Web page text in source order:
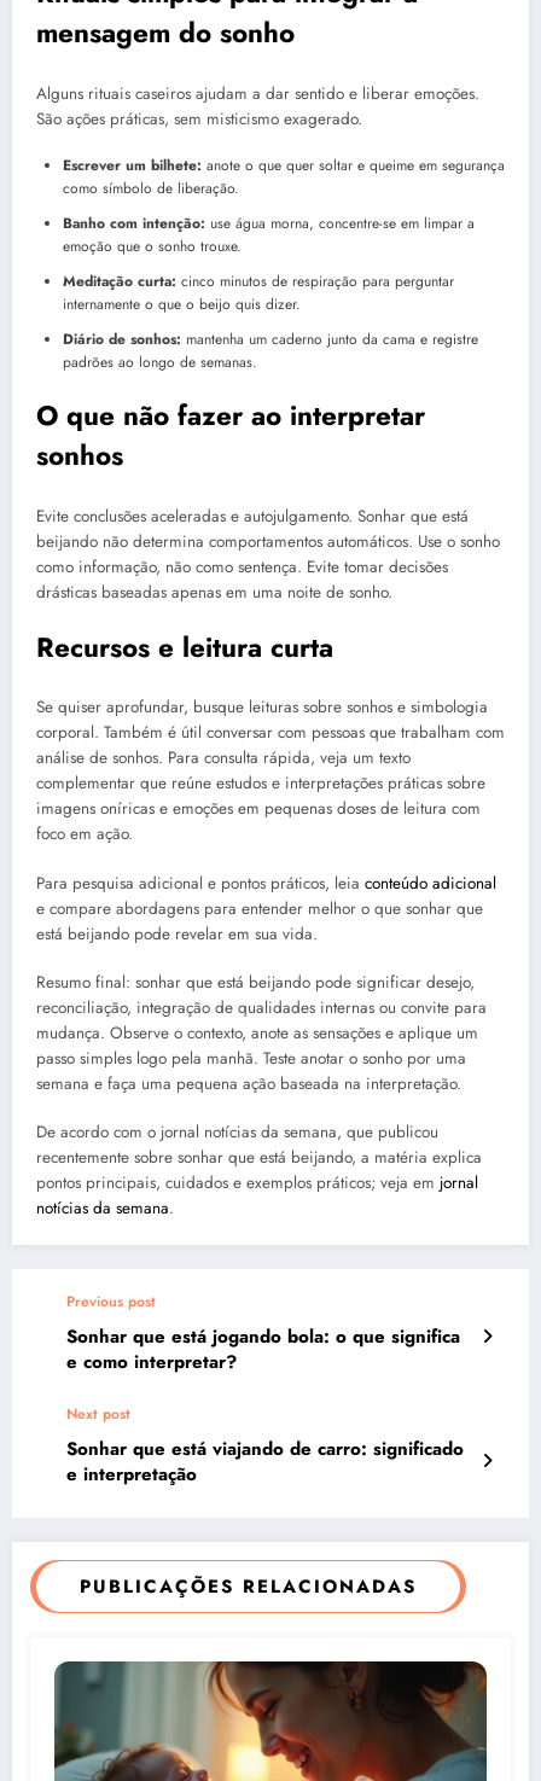
mensagem do sonho
Alguns rituais caseiros ajudam a dar sentido e liberar emoções.
São ações práticas, sem misticismo exagerado.
Escrever um bilhete: anote o que quer soltar e queime em segurança
como símbolo de liberação.
Banho com intenção: use água morna, concentre-se em limpar a
emoção que o sonho trouxe.
Meditação curta: cinco minutos de respiração para perguntar
internamente o que o beijo quis dizer.
Diário de sonhos: mantenha um caderno junto da cama e registre
padrões ao longo de semanas.
O que não fazer ao interpretar
sonhos
Evite conclusões aceleradas e autojulgamento. Sonhar que está
beijando não determina comportamentos automáticos. Use o sonho
como informação, não como sentença. Evite tomar decisões
drásticas baseadas apenas em uma noite de sonho.
Recursos e leitura curta
Se quiser aprofundar, busque leituras sobre sonhos e simbologia
corporal. Também é útil conversar com pessoas que trabalham com
análise de sonhos. Para consulta rápida, veja um texto
complementar que reúne estudos e interpretações práticas sobre
imagens oníricas e emoções em pequenas doses de leitura com
foco em ação.
Para pesquisa adicional e pontos práticos, leia conteúdo adicional
e compare abordagens para entender melhor o que sonhar que
está beijando pode revelar em sua vida.
Resumo final: sonhar que está beijando pode significar desejo,
reconciliação, integração de qualidades internas ou convite para
mudança. Observe o contexto, anote as sensações e aplique um
passo simples logo pela manhã. Teste anotar o sonho por uma
semana e faça uma pequena ação baseada na interpretação.
De acordo com o jornal notícias da semana, que publicou
recentemente sobre sonhar que está beijando, a matéria explica
pontos principais, cuidados e exemplos práticos; veja em jornal
notícias da semana.
Previous post
Sonhar que está jogando bola: o que significa
e como interpretar?
Next post
Sonhar que está viajando de carro: significado
e interpretação
PUBLICAÇÕES RELACIONADAS